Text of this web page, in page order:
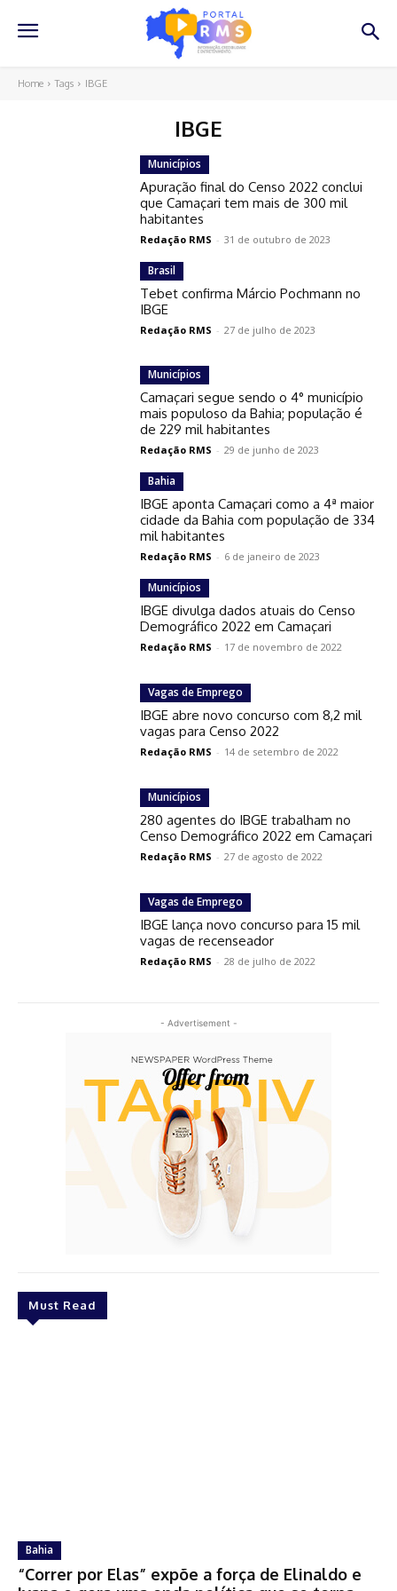
Home Tags IBGE
IBGE
- Advertisement -
Must Read
Bahia
“Correr por Elas” expõe a força de Elinaldo e
Municípios
Apuração final do Censo 2022 conclui
que Camaçari tem mais de 300 mil
habitantes
Redação RMS - 31 de outubro de 2023
Brasil
Tebet confirma Márcio Pochmann no
IBGE
Redação RMS - 27 de julho de 2023
Municípios
Camaçari segue sendo o 4° município
mais populoso da Bahia; população é
de 229 mil habitantes
Redação RMS - 29 de junho de 2023
Bahia
IBGE aponta Camaçari como a 4ª maior
cidade da Bahia com população de 334
mil habitantes
Redação RMS - 6 de janeiro de 2023
Municípios
IBGE divulga dados atuais do Censo
Demográfico 2022 em Camaçari
Redação RMS - 17 de novembro de 2022
Vagas de Emprego
IBGE abre novo concurso com 8,2 mil
vagas para Censo 2022
Redação RMS - 14 de setembro de 2022
Municípios
280 agentes do IBGE trabalham no
Censo Demográfico 2022 em Camaçari
Redação RMS - 27 de agosto de 2022
Vagas de Emprego
IBGE lança novo concurso para 15 mil
vagas de recenseador
Redação RMS - 28 de julho de 2022